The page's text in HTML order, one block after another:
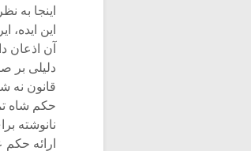
اینجا به
دلیلی بر
قانون نه
ارائه